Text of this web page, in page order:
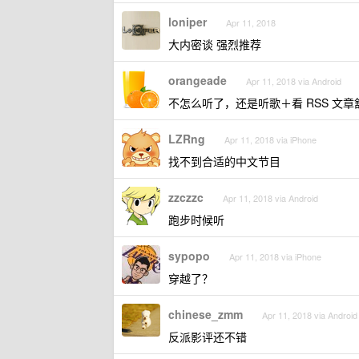
loniper Apr 11, 2018
大内密谈 强烈推荐
orangeade Apr 11, 2018 via Android
不怎么听了，还是听歌＋看 RSS 文章
LZRng Apr 11, 2018 via iPhone
找不到合适的中文节目
zzczzc Apr 11, 2018 via Android
跑步时候听
sypopo Apr 11, 2018 via iPhone
穿越了？
chinese_zmm Apr 11, 2018 via Android
反派影评还不错